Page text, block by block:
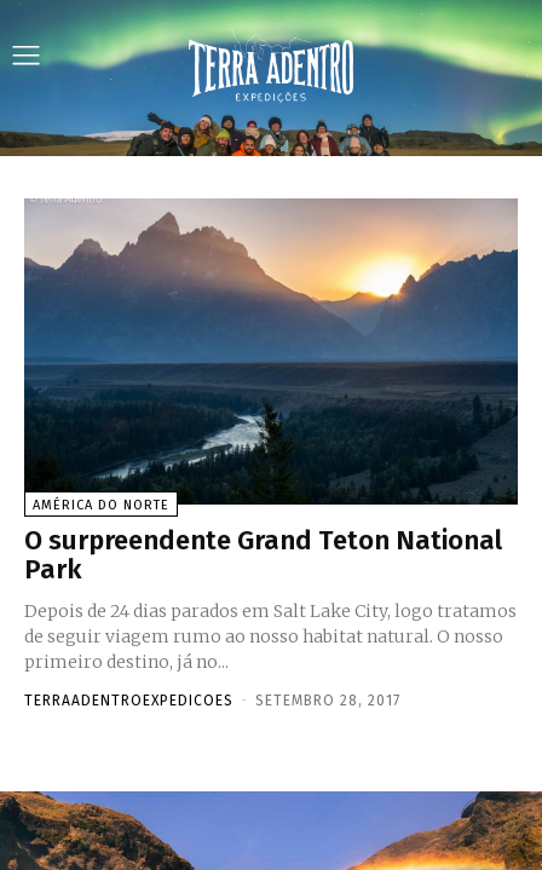
AMÉRICA DO NORTE
O surpreendente Grand Teton National
Park
Depois de 24 dias parados em Salt Lake City, logo tratamos
de seguir viagem rumo ao nosso habitat natural. O nosso
primeiro destino, já no...
TERRAADENTROEXPEDICOES - SETEMBRO 28, 2017